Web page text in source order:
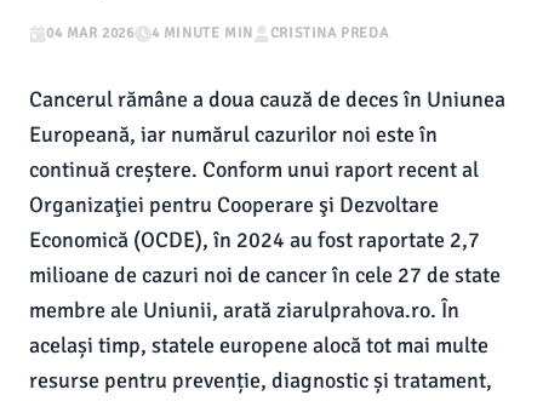
04 MAR 2026 4 MINUTE MIN CRISTINA PREDA
Cancerul rămâne a doua cauză de deces în Uniunea
Europeană, iar numărul cazurilor noi este în
continuă creștere. Conform unui raport recent al
Organizaţiei pentru Cooperare şi Dezvoltare
Economică (OCDE), în 2024 au fost raportate 2,7
milioane de cazuri noi de cancer în cele 27 de state
membre ale Uniunii, arată ziarulprahova.ro. În
același timp, statele europene alocă tot mai multe
resurse pentru prevenție, diagnostic și tratament,